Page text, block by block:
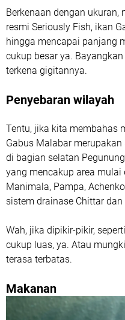
Berkenaan dengan
resmi Seriously Fish, ikan
hingga mencapai panjang
cukup besar ya.
terkena gigitannya.
Penyebaran wilayah
Tentu, jika kita membahas
Gabus Malabar
di bagian selatan
yang mencakup area mulai
Manimala, Pampa,
sistem drainase Chittar
Wah, jika dipikir-pikir,
cukup luas, ya. Atau
terasa terbatas.
Makanan